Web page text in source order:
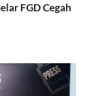
FGD Cegah